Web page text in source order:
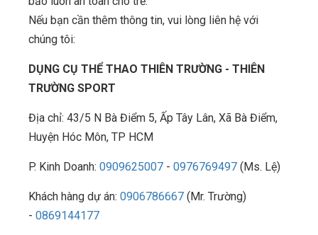
Nếu bạn cần thêm thông tin, vui lòng liên hệ với
chúng tôi:
DỤNG CỤ THỂ THAO THIÊN TRƯỜNG - THIÊN
TRƯỜNG SPORT
Địa chỉ: 43/5 N Bà Điểm 5, Ấp Tây Lân, Xã Bà Điểm,
Huyện Hóc Môn, TP HCM
P. Kinh Doanh: 0909625007 - 0976769497 (Ms. Lệ)
Khách hàng dự án: 0906786667 (Mr. Trường)
- 0869144177